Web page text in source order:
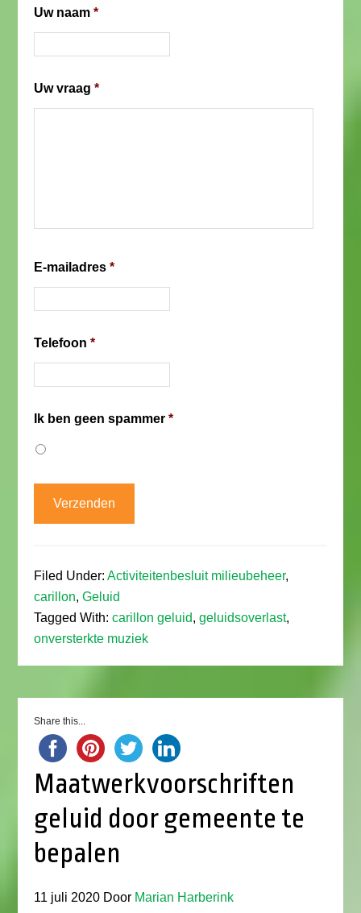
Uw naam *
Uw vraag *
E-mailadres *
Telefoon *
Ik ben geen spammer *
Filed Under:Activiteitenbesluit milieubeheer,
carillon,Geluid
Tagged With:carillon geluid,geluidsoverlast,
onversterkte muziek
Share this...
Maatwerkvoorschriften
geluid door gemeente te
bepalen
11 juli 2020 Door Marian Harberink